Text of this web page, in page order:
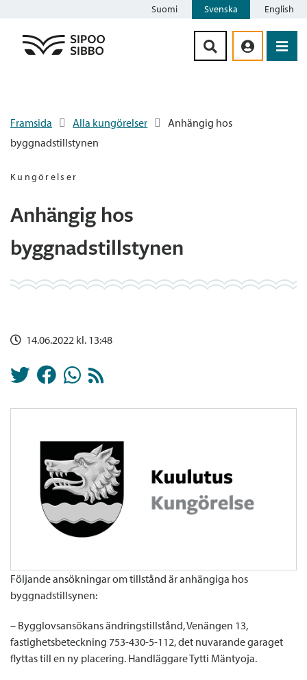
Suomi Svenska English
Framsida Alla kungörelser
Anhängig hos
byggnadstillstynen
Kungörelser
Anhängig hos
byggnadstillstynen
14.06.2022 kl. 13:48
Följande ansökningar om tillstånd är anhängiga hos
byggnadstillsynen:
– Bygglovsansökans ändringstillstånd, Venängen 13,
fastighetsbeteckning 753-430-5-112, det nuvarande garaget
flyttas till en ny placering. Handläggare Tytti Mäntyoja.